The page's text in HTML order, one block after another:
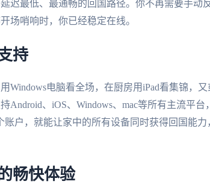
迟最低、最通畅的回国路径。你不再需要手动
场哨响时，你已经稳定在线。
持
Windows电脑看全场，在厨房用iPad看集锦，
Android、iOS、Windows、mac等所有主流平台
账户，就能让家中的所有设备同时获得回国能
畅快体验